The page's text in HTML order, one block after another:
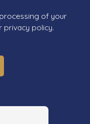
of your
privacy policy.